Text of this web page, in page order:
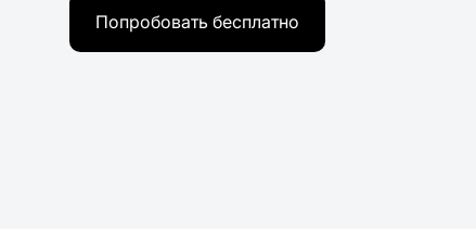
Попробовать бесплатно